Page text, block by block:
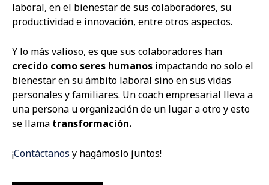
laboral, en el bienestar de sus colaboradores, su
productividad e innovación, entre otros aspectos.
Y lo más valioso, es que sus colaboradores han
crecido como seres humanos impactando no solo el
bienestar en su ámbito laboral sino en sus vidas
personales y familiares. Un coach empresarial lleva a
una persona u organización de un lugar a otro y esto
se llama transformación.
¡Contáctanos y hagámoslo juntos!